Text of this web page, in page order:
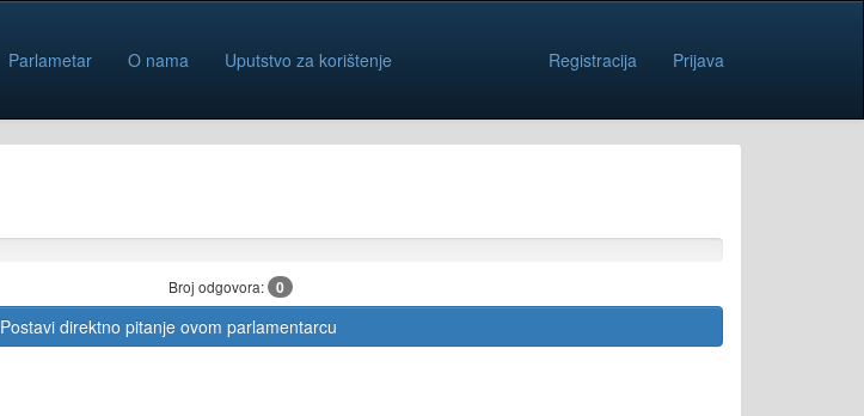
Parlametar O nama Uputstvo za korištenje Registracija Prijava
Broj odgovora: 0
Postavi direktno pitanje ovom parlamentarcu